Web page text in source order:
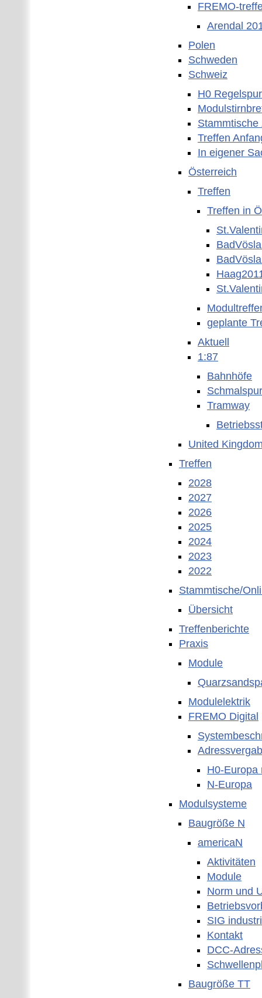
FREMO-
Arendal
Polen
Schweden
Schweiz
H0 Regelspur
Treffen
In eigener
Österreich
Treffen
Treffen in
geplante
Aktuell
1:87
Bahnhöfe
Schmalspur
Tramway
United
Treffen
2028
2027
2026
2025
2024
2023
2022
Stammtische/
Übersicht
Treffenberichte
Praxis
Module
Modulelektrik
FREMO Digital
H0-Europa
N-Europa
Modulsysteme
Baugröße N
americaN
Aktivitäten
Module
Norm und
SIG
Kontakt
DCC-
Baugröße TT